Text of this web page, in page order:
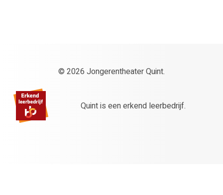
© 2026 Jongerentheater Quint.
Quint is een erkend leerbedrijf.